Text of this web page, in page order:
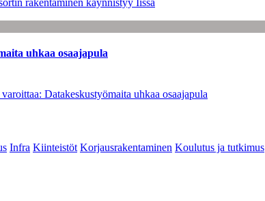
uhkaa osaajapula
Datakeskustyömaita uhkaa osaajapula
Infra Kiinteistöt Korjausrakentaminen Koulutus ja tutkimus